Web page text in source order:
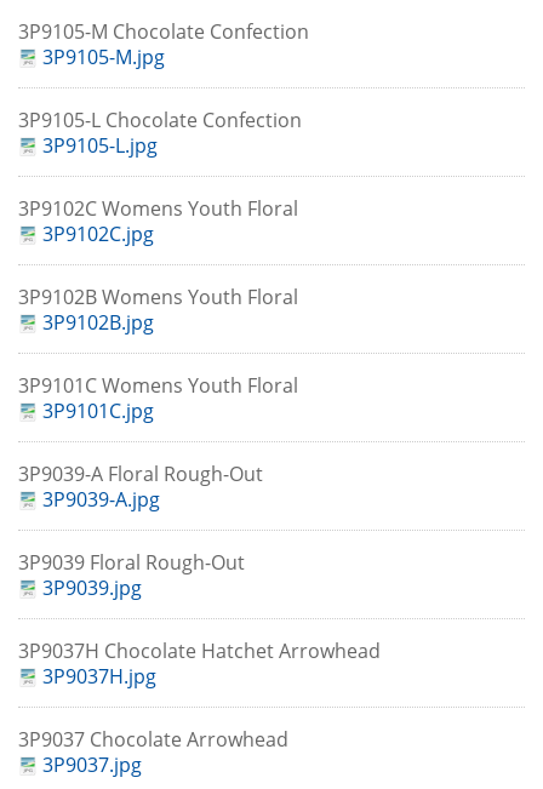
3P9105-M Chocolate Confection
3P9105-M.jpg
3P9105-L Chocolate Confection
3P9105-L.jpg
3P9102C Womens Youth Floral
3P9102C.jpg
3P9102B Womens Youth Floral
3P9102B.jpg
3P9101C Womens Youth Floral
3P9101C.jpg
3P9039-A Floral Rough-Out
3P9039-A.jpg
3P9039 Floral Rough-Out
3P9039.jpg
3P9037H Chocolate Hatchet Arrowhead
3P9037H.jpg
3P9037 Chocolate Arrowhead
3P9037.jpg